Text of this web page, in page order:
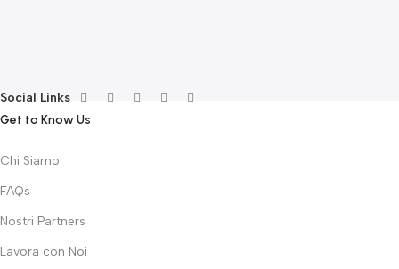
Social Links
Get to Know Us
Chi Siamo
FAQs
Nostri Partners
Lavora con Noi